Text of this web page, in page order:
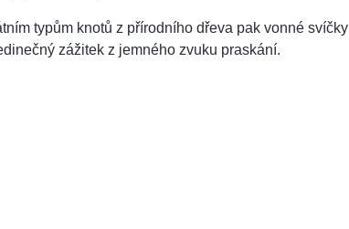
typům knotů z přírodního dřeva pak vonné svíčky
zážitek z jemného zvuku praskání.